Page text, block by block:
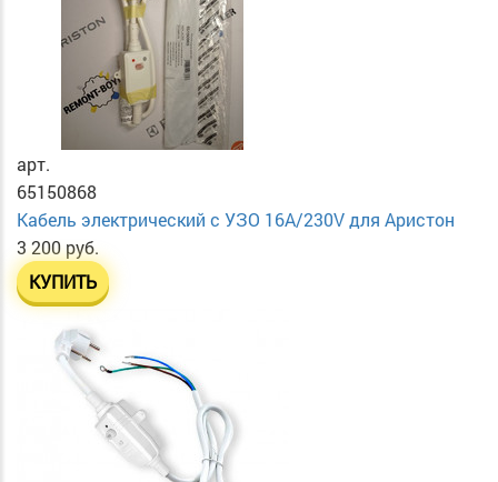
арт.
65150868
Кабель электрический с УЗО 16А/230V для Аристон
3 200 руб.
КУПИТЬ